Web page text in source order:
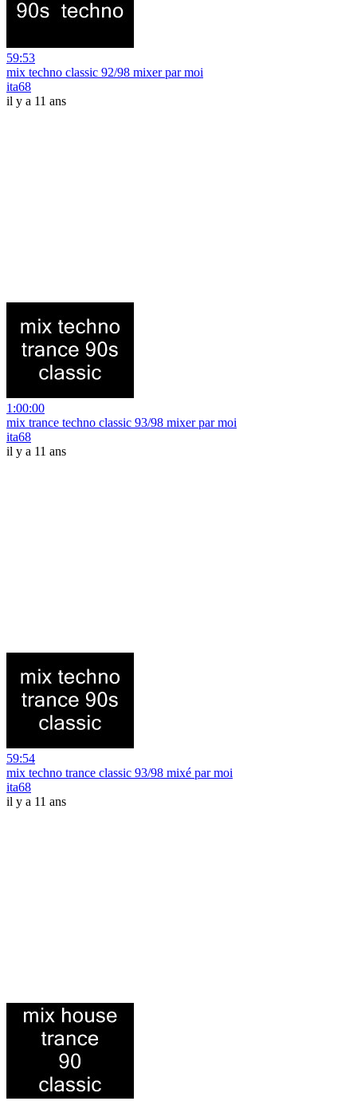
59:53
mix techno classic 92/98 mixer par moi
ita68
il y a 11 ans
1:00:00
mix trance techno classic 93/98 mixer par moi
ita68
il y a 11 ans
59:54
mix techno trance classic 93/98 mixé par moi
ita68
il y a 11 ans